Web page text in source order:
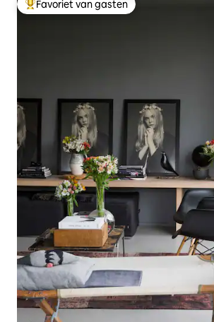
Topfavoriet van gasten
Favoriet van gasten